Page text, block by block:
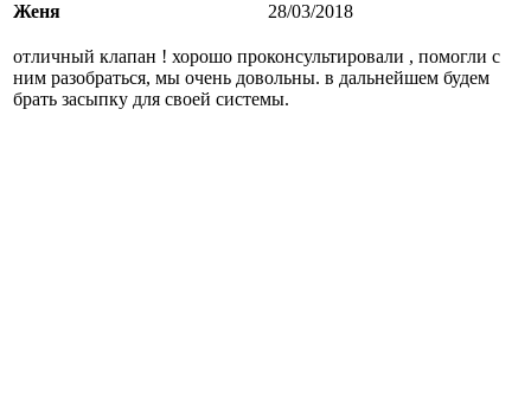
Женя 28/03/2018
отличный клапан ! хорошо проконсультировали , помогли с
ним разобраться, мы очень довольны. в дальнейшем будем
брать засыпку для своей системы.